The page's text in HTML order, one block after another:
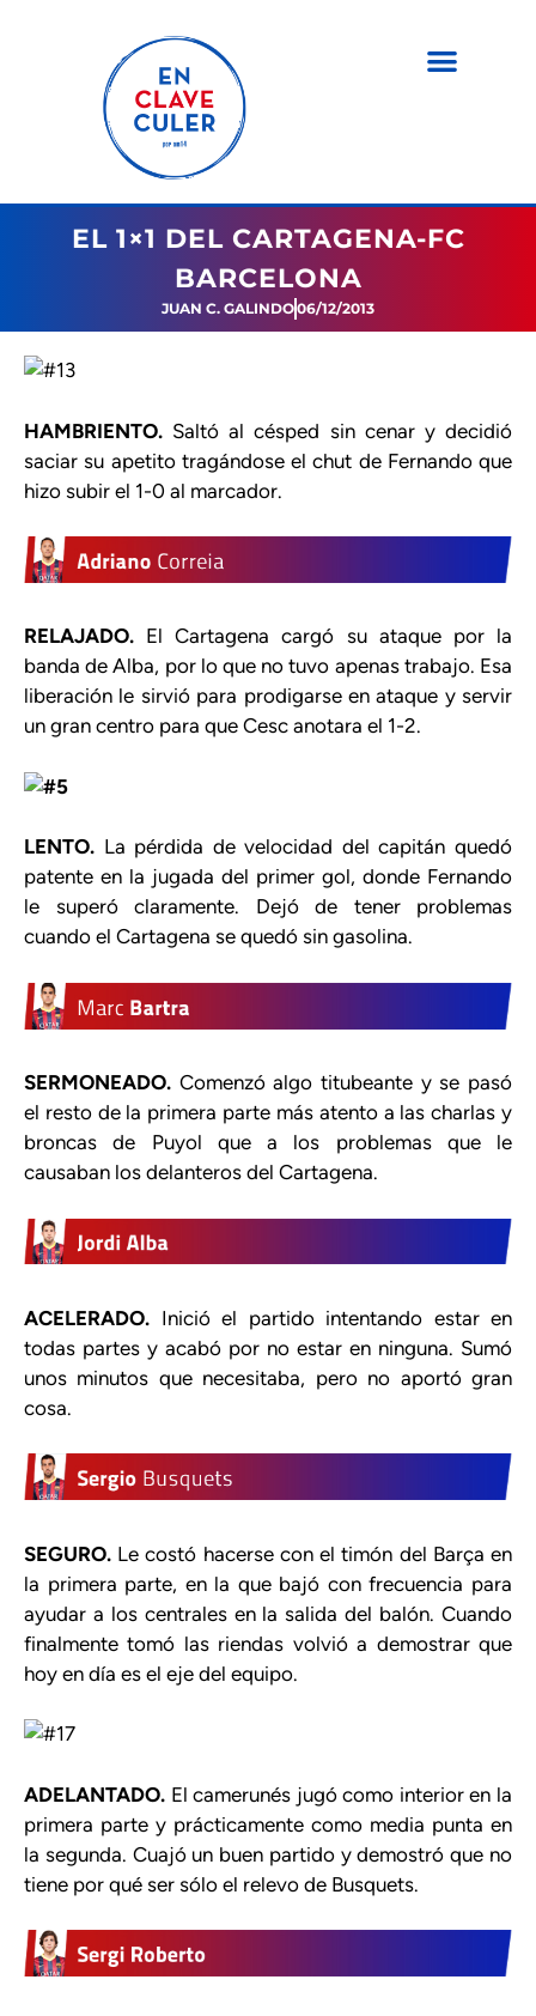
EL 1×1 DEL CARTAGENA-FC
BARCELONA
JUAN C. GALINDO06/12/2013
HAMBRIENTO. Saltó al césped sin cenar y decidió
saciar su apetito tragándose el chut de Fernando que
hizo subir el 1-0 al marcador.
RELAJADO. El Cartagena cargó su ataque por la
banda de Alba, por lo que no tuvo apenas trabajo. Esa
liberación le sirvió para prodigarse en ataque y servir
un gran centro para que Cesc anotara el 1-2.
LENTO. La pérdida de velocidad del capitán quedó
patente en la jugada del primer gol, donde Fernando
le superó claramente. Dejó de tener problemas
cuando el Cartagena se quedó sin gasolina.
SERMONEADO. Comenzó algo titubeante y se pasó
el resto de la primera parte más atento a las charlas y
broncas de Puyol que a los problemas que le
causaban los delanteros del Cartagena.
ACELERADO. Inició el partido intentando estar en
todas partes y acabó por no estar en ninguna. Sumó
unos minutos que necesitaba, pero no aportó gran
cosa.
SEGURO. Le costó hacerse con el timón del Barça en
la primera parte, en la que bajó con frecuencia para
ayudar a los centrales en la salida del balón. Cuando
finalmente tomó las riendas volvió a demostrar que
hoy en día es el eje del equipo.
ADELANTADO. El camerunés jugó como interior en la
primera parte y prácticamente como media punta en
la segunda. Cuajó un buen partido y demostró que no
tiene por qué ser sólo el relevo de Busquets.